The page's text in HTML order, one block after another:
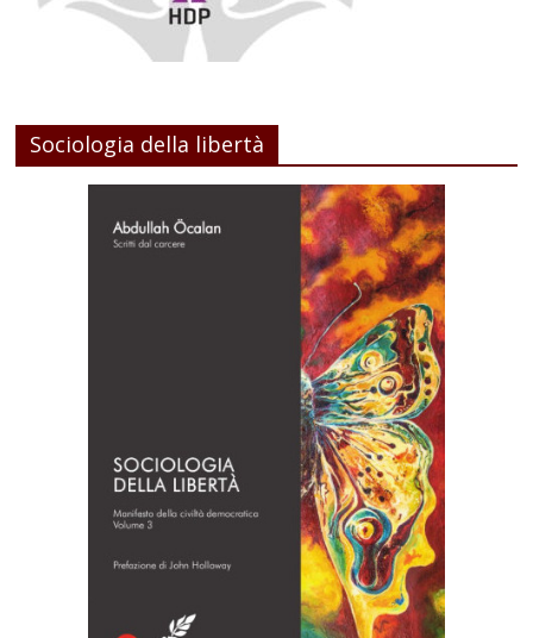
Sociologia della libertà